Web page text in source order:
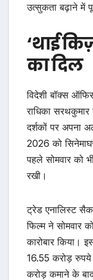
उत्सुकता बढ़ाने में
‘थाई
का दिल
विदेशी बॉक्स
राधिका सरथकुमार
दर्शकों पर अपना
2026 को
पहले सोमवार को
रखी।
ट्रेड एनालिस्ट
फिल्म ने सोमवार
कारोबार
16.55 करोड़
करोड़ कमाने के